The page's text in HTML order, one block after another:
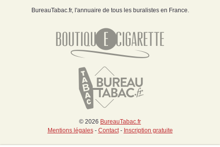
BureauTabac.fr, l'annuaire de tous les buralistes en France.
© 2026 BureauTabac.fr
Mentions légales- Contact- Inscription gratuite